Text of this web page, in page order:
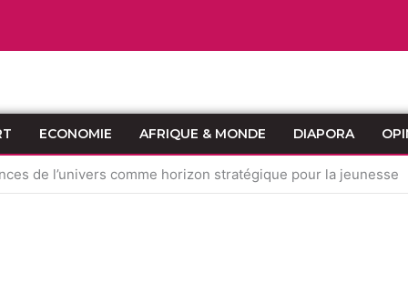
ECONOMIE AFRIQUE & MONDE DIAPORA
de l’univers comme horizon stratégique pour la jeunesse